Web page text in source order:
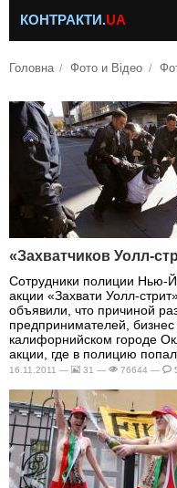
КОНТРАКТИ.UA
Головна Фото и Відео
«Захватчиков Уолл-
Сотрудники полиции Нью-
акции «Захвати Уолл-
объявили, что причиной
предпринимателей,
калифорнийском городе
акции, где в полицию
16.11.2011 — 31 — 76644 —